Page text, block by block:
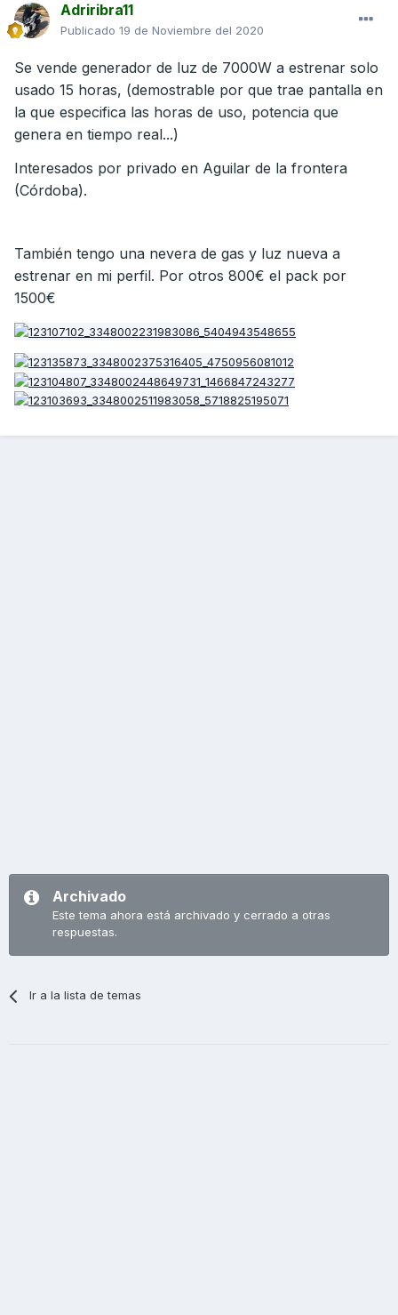
Adriribra11
Publicado 19 de Noviembre del 2020
Se vende generador de luz de 7000W a estrenar solo
usado 15 horas, (demostrable por que trae pantalla en
la que especifica las horas de uso, potencia que
genera en tiempo real...)
Interesados por privado en Aguilar de la frontera
(Córdoba).
También tengo una nevera de gas y luz nueva a
estrenar en mi perfil. Por otros 800€ el pack por
1500€
Archivado
Este tema ahora está archivado y cerrado a otras
respuestas.
Ir a la lista de temas